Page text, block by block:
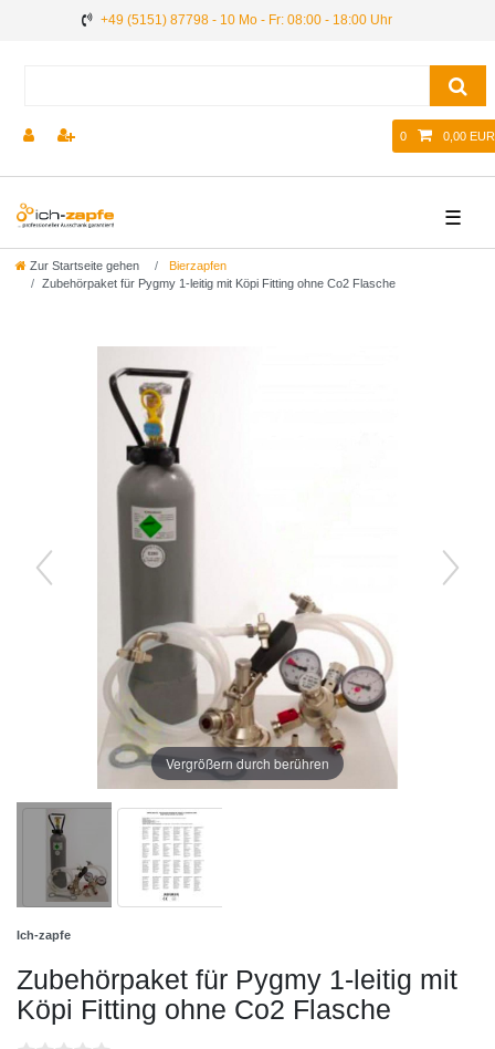
+49 (5151) 87798 - 10 Mo - Fr: 08:00 - 18:00 Uhr
0 0,00 EUR
☰
Zur Startseite gehen
Bierzapfen
Zubehörpaket für Pygmy 1-leitig mit Köpi Fitting ohne Co2 Flasche
Vergrößern durch berühren
Ich-zapfe
Zubehörpaket für Pygmy 1-leitig mit
Köpi Fitting ohne Co2 Flasche